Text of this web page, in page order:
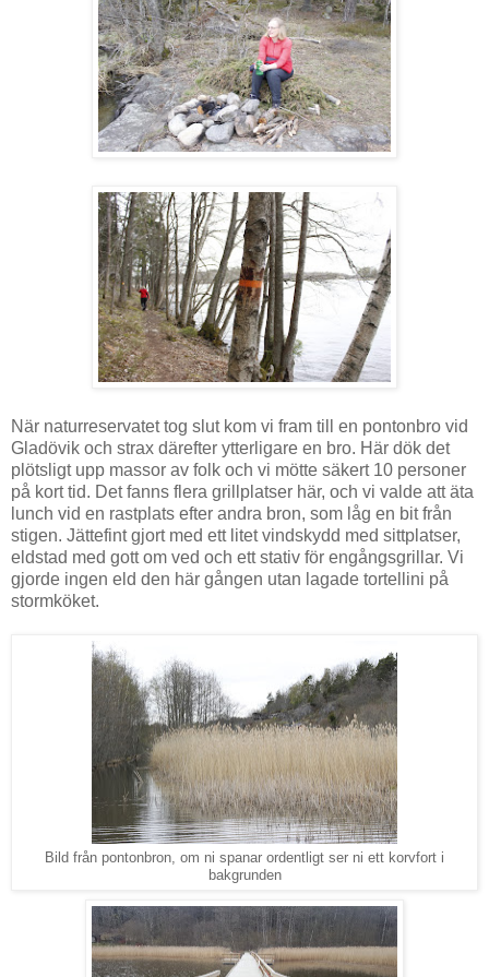
När naturreservatet tog slut kom vi fram till en pontonbro vid
Gladövik och strax därefter ytterligare en bro. Här dök det
plötsligt upp massor av folk och vi mötte säkert 10 personer
på kort tid. Det fanns flera grillplatser här, och vi valde att äta
lunch vid en rastplats efter andra bron, som låg en bit från
stigen. Jättefint gjort med ett litet vindskydd med sittplatser,
eldstad med gott om ved och ett stativ för engångsgrillar. Vi
gjorde ingen eld den här gången utan lagade tortellini på
stormköket.
Bild från pontonbron, om ni spanar ordentligt ser ni ett korvfort i
bakgrunden